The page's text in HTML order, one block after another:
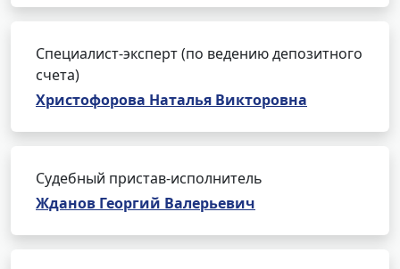
Специалист-эксперт (по ведению депозитного
счета)
Христофорова Наталья Викторовна
Судебный пристав-исполнитель
Жданов Георгий Валерьевич